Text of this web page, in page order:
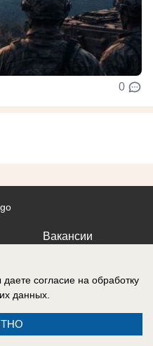
0
Вакансии
Федеральной службой по
согласие на обработку
данных.